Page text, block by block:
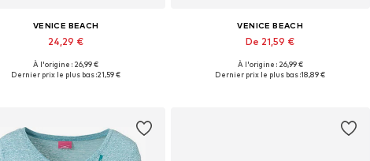
VENICE BEACH
24,29 €
Tailles disponibles: XS, XS-S, M, L
À l'origine : 26,99 €
Dernier prix le plus bas :21,59 €
VENICE BEACH
De 21,59 €
Tailles disponibles: S, M, L, XL
À l'origine : 26,99 €
Dernier prix le plus bas :18,89 €